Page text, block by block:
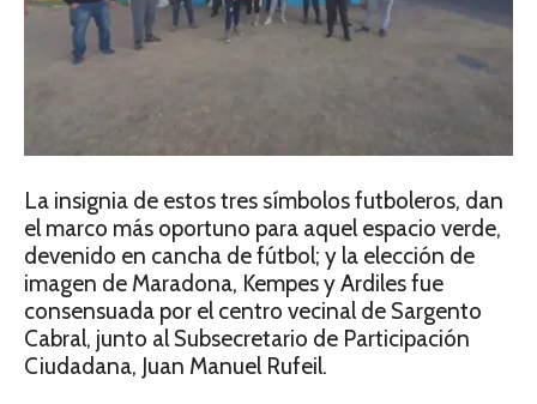
La insignia de estos tres símbolos futboleros, dan
el marco más oportuno para aquel espacio verde,
devenido en cancha de fútbol; y la elección de
imagen de Maradona, Kempes y Ardiles fue
consensuada por el centro vecinal de Sargento
Cabral, junto al Subsecretario de Participación
Ciudadana, Juan Manuel Rufeil.